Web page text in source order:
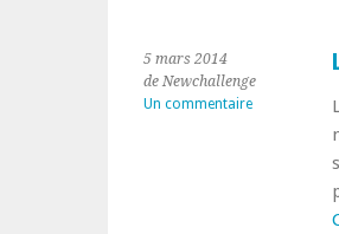
5 mars 2014
de Newchallenge
Un commentaire